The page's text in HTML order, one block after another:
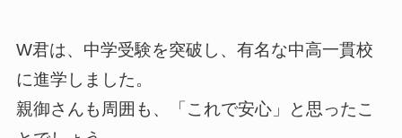
W君は、中学受験を突破し、有名な中高一貫校
に進学しました。
親御さんも周囲も、「これで安心」と思ったこ